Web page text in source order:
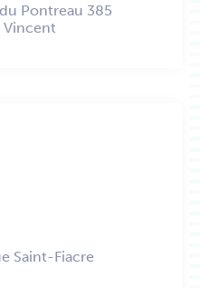
Pontreau 385
Vincent
Saint-Fiacre